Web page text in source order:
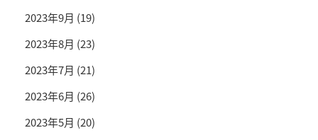
2023年9月 (19)
2023年8月 (23)
2023年7月 (21)
2023年6月 (26)
2023年5月 (20)